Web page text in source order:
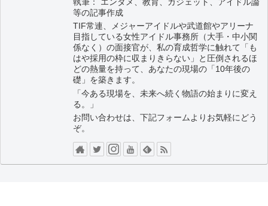
等の記事作成
TIF常連、メジャーアイドルや武道館やアリーナ
目指している女性アイドル事務所（大手・中小関
係なく）の面接官が、私の育成哲学に触れて「も
はや採用の枠に収まりきらない」と圧倒されるほ
どの熱量を持って、あなたの現場の「10年後の
礎」を築きます。
「今ある現場を、未来へ続く物語の始まりに変え
る。」
お問い合わせは、下記フォームよりお気軽にどう
ぞ。